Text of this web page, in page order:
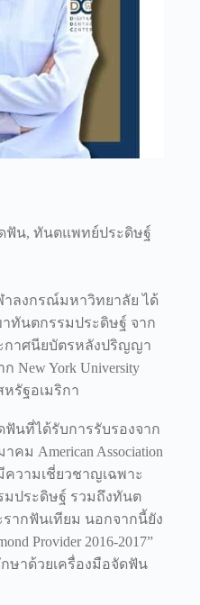
ฟัน, ทันตแพทย์ประดิษฐ์
าลงกรณ์มหาวิทยาลัย ได้
นตกรรมประดิษฐ์ จาก
กาศนียบัตรหลังปริญญา
New York University
หรัฐอเมริกา
นที่ได้รับการรับรองจาก
คม American Association
ความเชี่ยวชาญเฉพาะ
ประดิษฐ์ รวมถึงทันต
ากฟันเทียม นอกจากนี้ยัง
Provider 2016-2017”
ษาด้วยเครื่องมือจัดฟัน